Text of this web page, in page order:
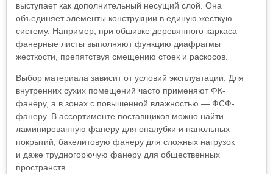
выступает как дополнительный несущий слой. Она
объединяет элементы конструкции в единую жесткую
систему. Например, при обшивке деревянного каркаса
фанерные листы выполняют функцию диафрагмы
жесткости, препятствуя смещению стоек и раскосов.
Выбор материала зависит от условий эксплуатации. Для
внутренних сухих помещений часто применяют ФК-
фанеру, а в зонах с повышенной влажностью — ФСФ-
фанеру. В ассортименте поставщиков можно найти
ламинированную фанеру для опалубки и напольных
покрытий, бакелитовую фанеру для сложных нагрузок
и даже трудногорючую фанеру для общественных
пространств.